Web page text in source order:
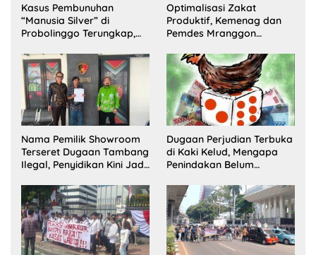
Kasus Pembunuhan
“Manusia Silver” di
Probolinggo Terungkap,
Satu Buron
Optimalisasi Zakat
Produktif, Kemenag dan
Pemdes Mranggon
Pelaksana Kampung
Zakat
Nama Pemilik Showroom
Terseret Dugaan Tambang
Ilegal, Penyidikan Kini Jadi
Dugaan Perjudian Terbuka
di Kaki Kelud, Mengapa
Penindakan Belum